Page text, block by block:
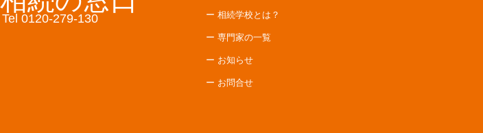
Tel 0120-279-130 ー 相続学校とは？
ー 専門家の一覧
ー お知らせ
ー お問合せ